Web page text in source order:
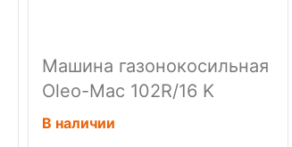
Машина газонокосильная
Oleo-Mac 102R/16 K
В наличии